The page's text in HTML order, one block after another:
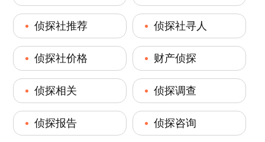
侦探社推荐 侦探社寻人
侦探社价格 财产侦探
侦探相关 侦探调查
侦探报告 侦探咨询